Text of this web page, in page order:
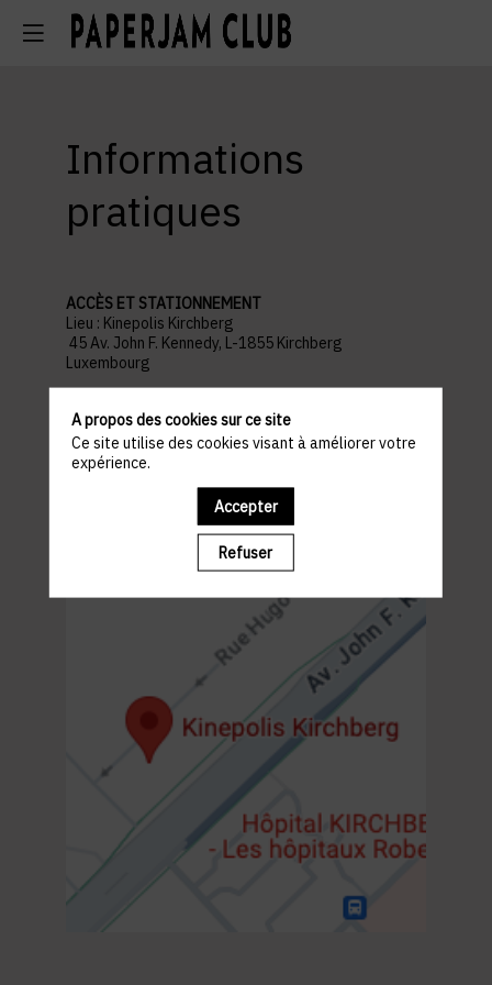
Informations
pratiques
ACCÈS ET STATIONNEMENT
Lieu : Kinepolis Kirchberg
45 Av. John F. Kennedy, L-1855 Kirchberg
Luxembourg
PROGRAMME
20h30- 22h30 : NETWORKING WALKING COCKTAIL
A propos des cookies sur ce site
Ce site utilise des cookies visant à améliorer votre
expérience.
Accepter
Refuser